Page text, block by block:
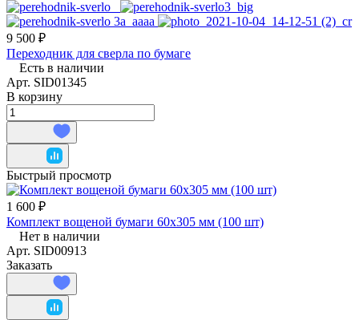
9 500 ₽
Переходник для сверла по бумаге
Есть в наличии
Арт. SID01345
В корзину
Быстрый просмотр
1 600 ₽
Комплект вощеной бумаги 60х305 мм (100 шт)
Нет в наличии
Арт. SID00913
Заказать